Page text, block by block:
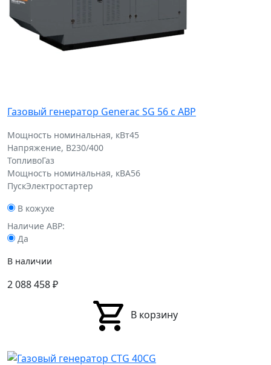
Газовый генератор Generac SG 56 с АВР
Мощность номинальная, кВт45
Напряжение, В230/400
ТопливоГаз
Мощность номинальная, кВА56
ПускЭлектростартер
В кожухе
Наличие АВР:
Да
В наличии
2 088 458₽
В корзину